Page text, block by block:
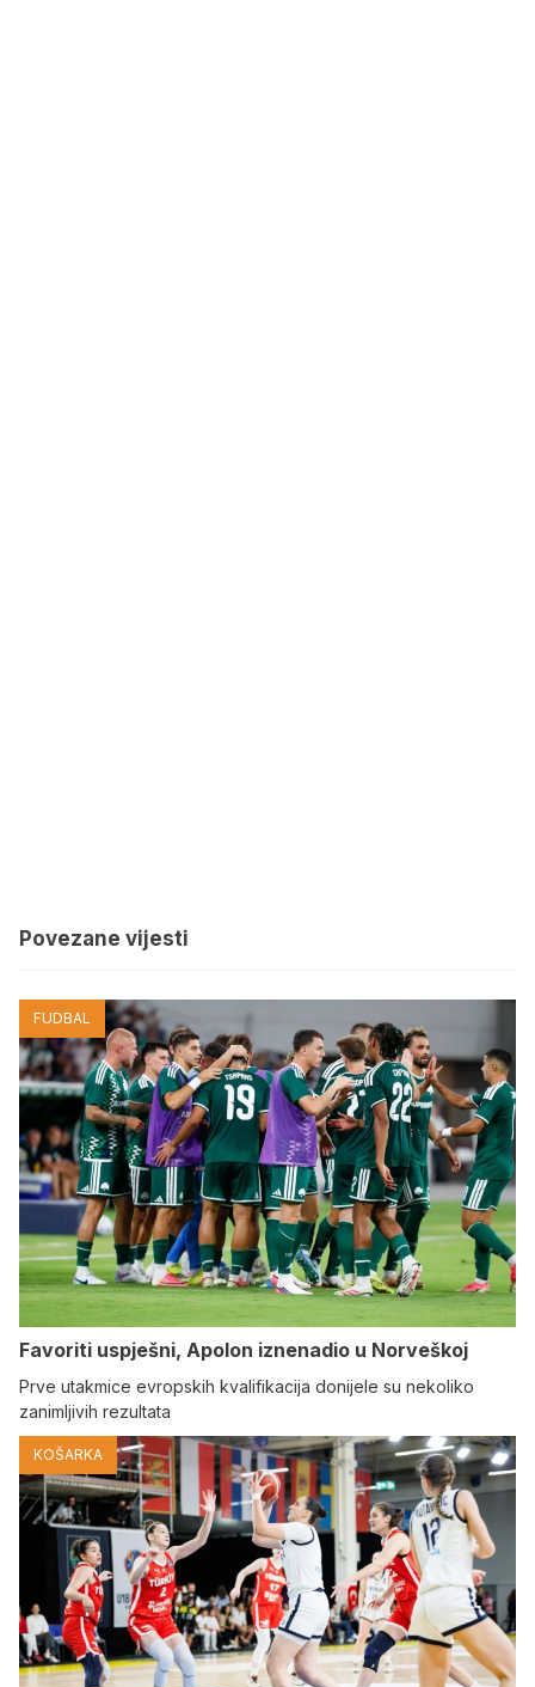
Povezane vijesti
FUDBAL
Favoriti uspješni, Apolon iznenadio u Norveškoj
Prve utakmice evropskih kvalifikacija donijele su nekoliko
zanimljivih rezultata
KOŠARKA